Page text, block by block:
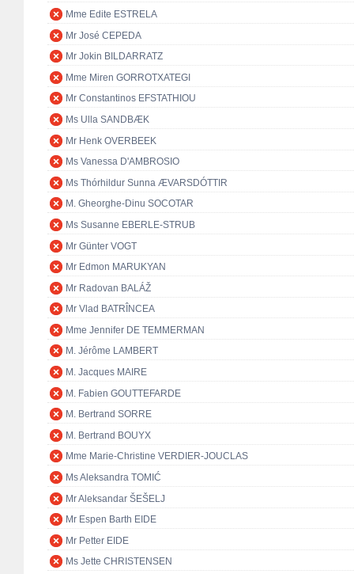
Mme Edite ESTRELA
Mr José CEPEDA
Mr Jokin BILDARRATZ
Mme Miren GORROTXATEGI
Mr Constantinos EFSTATHIOU
Ms Ulla SANDBÆK
Mr Henk OVERBEEK
Ms Vanessa D'AMBROSIO
Ms Thórhildur Sunna ÆVARSDÓTTIR
M. Gheorghe-Dinu SOCOTAR
Ms Susanne EBERLE-STRUB
Mr Günter VOGT
Mr Edmon MARUKYAN
Mr Radovan BALÁŽ
Mr Vlad BATRÎNCEA
Mme Jennifer DE TEMMERMAN
M. Jérôme LAMBERT
M. Jacques MAIRE
M. Fabien GOUTTEFARDE
M. Bertrand SORRE
M. Bertrand BOUYX
Mme Marie-Christine VERDIER-JOUCLAS
Ms Aleksandra TOMIĆ
Mr Aleksandar ŠEŠELJ
Mr Espen Barth EIDE
Mr Petter EIDE
Ms Jette CHRISTENSEN